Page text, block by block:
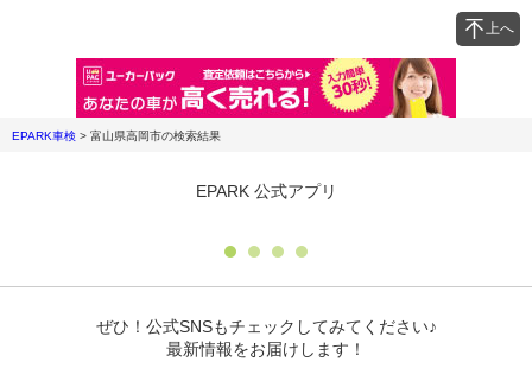
上へ
EPARK車検 > 富山県高岡市の検索結果